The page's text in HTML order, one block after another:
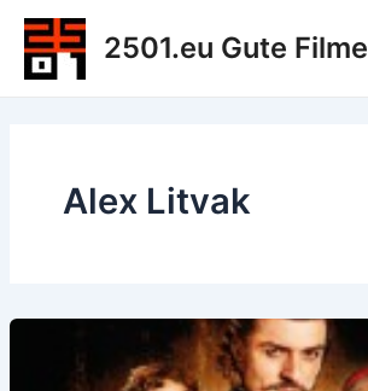
Zum
Inhalt
springen
2501.eu Gute Filme
Alex Litvak